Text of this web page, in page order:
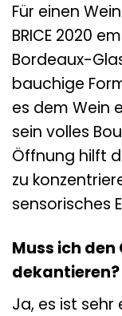
Für einen
BRICE 2020
Bordeaux-
bauchige
es dem Wein
sein volles
Öffnung hilft
zu
sensorisches
Muss ich den
dekantieren?
Ja, es ist